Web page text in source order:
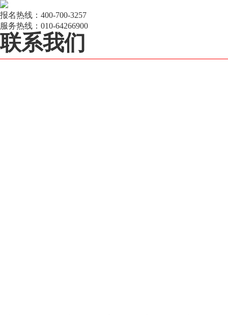
报名热线： 400-700-3257
服务热线： 010-64266900
联系我们